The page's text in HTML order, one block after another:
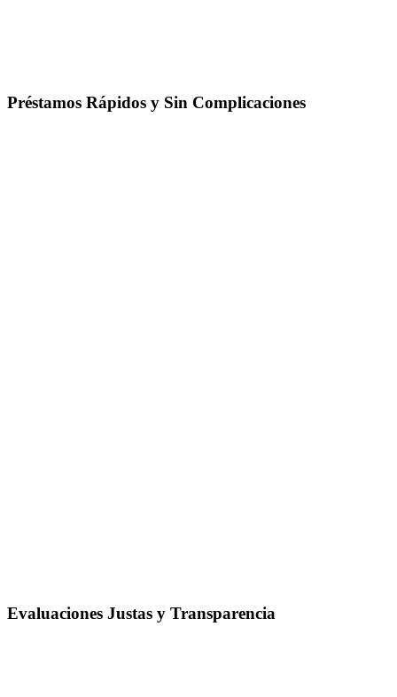
Préstamos Rápidos y Sin Complicaciones
Evaluaciones Justas y Transparencia